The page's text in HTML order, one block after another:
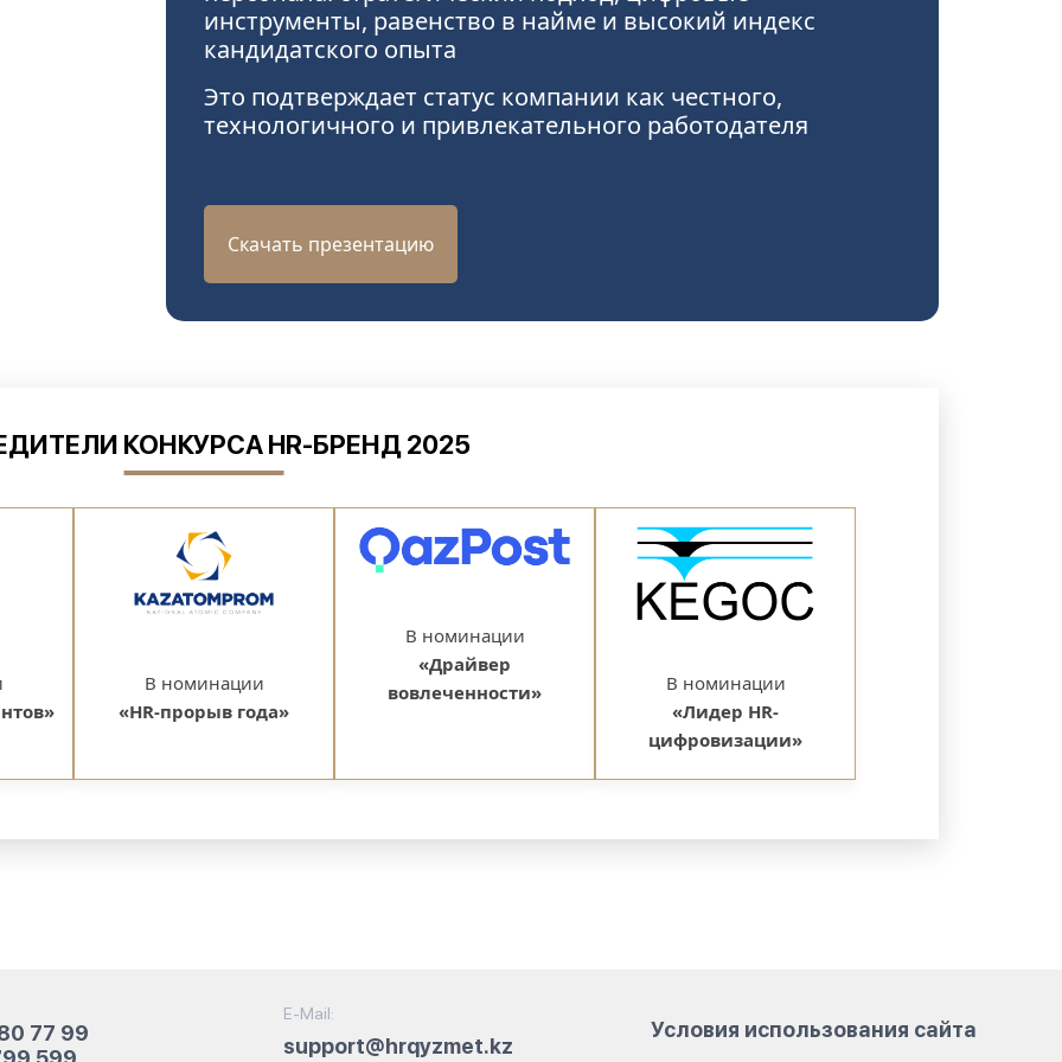
инструменты, равенство в найме и высокий индекс
кандидатского опыта
Это подтверждает статус компании как честного,
технологичного и привлекательного работодателя
Скачать презентацию
КОНКУРСА HR-БРЕНД 2025
В номинации
«HR-прорыв года»
В номинации
«Драйвер
вовлеченности»
В номинации
«Лидер HR-
цифровизации»
77 99
E-Mail:
support@hrqyzmet.kz
Условия использования сайта